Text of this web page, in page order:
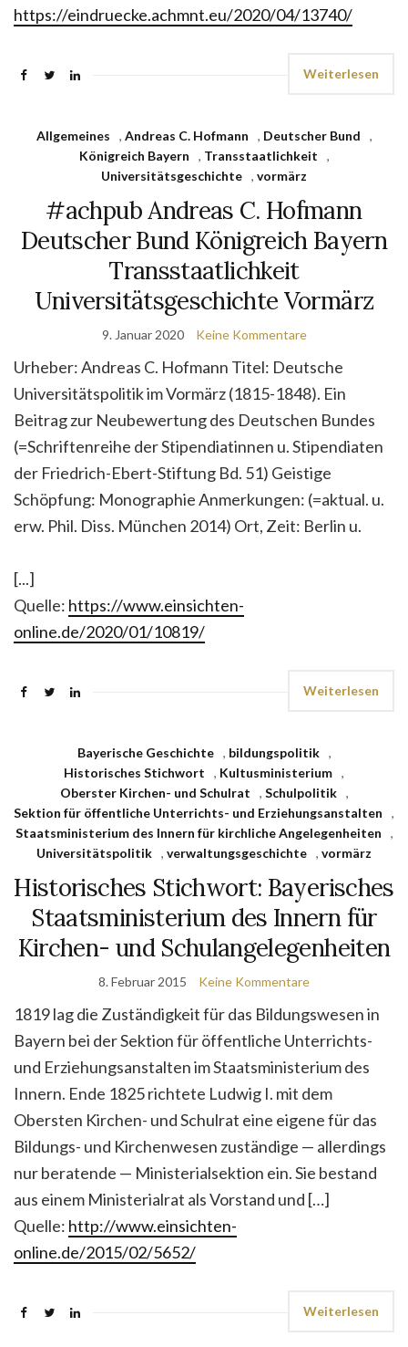
https://eindruecke.achmnt.eu/2020/04/13740/
Weiterlesen
Allgemeines , Andreas C. Hofmann , Deutscher Bund
,
Königreich Bayern
, Transstaatlichkeit
,
Universitätsgeschichte , vormärz
#achpub Andreas C. Hofmann
Deutscher Bund Königreich Bayern
Transstaatlichkeit
Universitätsgeschichte Vormärz
9. Januar 2020 Keine Kommentare
Urheber: Andreas C. Hofmann Titel: Deutsche
Universitätspolitik im Vormärz (1815-1848). Ein
Beitrag zur Neubewertung des Deutschen Bundes
(=Schrif­tenreihe der Stipendiatinnen u. Stipendiaten
der Friedrich-Ebert-Stiftung Bd. 51) Geistige
Schöpfung: Monographie Anmerkungen: (=aktual. u.
erw. Phil. Diss. München 2014) Ort, Zeit: Berlin u.
[...]
Quelle: https://www.einsichten-
online.de/2020/01/10819/
Weiterlesen
Bayerische Geschichte , bildungspolitik
,
Historisches Stichwort
, Kultusministerium ,
Oberster Kirchen- und Schulrat
, Schulpolitik
,
Sektion für öffentliche Unterrichts- und Erziehungsanstalten
,
Staatsministerium des Innern für kirchliche Angelegenheiten
,
Universitätspolitik , verwaltungsgeschichte , vormärz
Historisches Stichwort: Bayerisches
Staatsministerium des Innern für
Kirchen- und Schulangelegenheiten
8. Februar 2015 Keine Kommentare
1819 lag die Zuständigkeit für das Bildungswesen in
Bayern bei der Sektion für öffentliche Unterrichts-
und Erziehungsanstalten im Staatsministerium des
Innern. Ende 1825 richtete Ludwig I. mit dem
Obersten Kirchen- und Schulrat eine eigene für das
Bildungs- und Kirchenwesen zuständige — allerdings
nur beratende — Ministerialsektion ein. Sie bestand
aus einem Ministerialrat als Vorstand und […]
Quelle: http://www.einsichten-
online.de/2015/02/5652/
Weiterlesen